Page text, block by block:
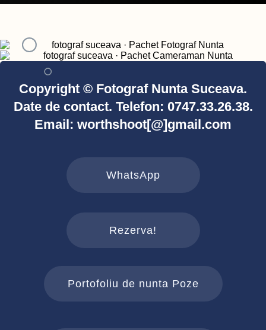
Copyright © Fotograf Nunta Suceava.
Date de contact. Telefon: 0747.33.26.38.
Email: worthshoot[@]gmail.com
WhatsApp
Rezerva!
Portofoliu de nunta Poze